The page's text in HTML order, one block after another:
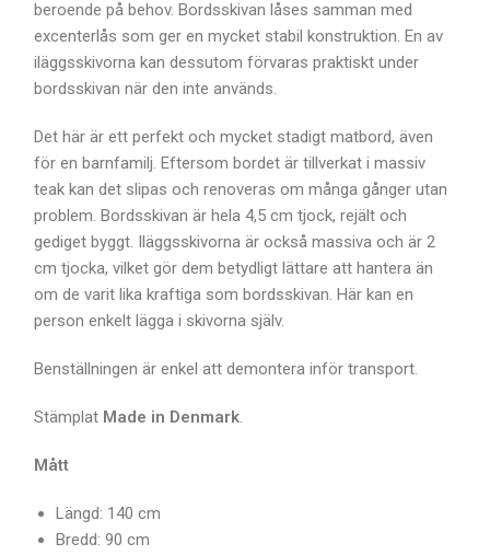
beroende på behov. Bordsskivan låses samman med
excenterlås som ger en mycket stabil konstruktion. En av
iläggsskivorna kan dessutom förvaras praktiskt under
bordsskivan när den inte används.
Det här är ett perfekt och mycket stadigt matbord, även
för en barnfamilj. Eftersom bordet är tillverkat i massiv
teak kan det slipas och renoveras om många gånger utan
problem. Bordsskivan är hela 4,5 cm tjock, rejält och
gediget byggt. Iläggsskivorna är också massiva och är 2
cm tjocka, vilket gör dem betydligt lättare att hantera än
om de varit lika kraftiga som bordsskivan. Här kan en
person enkelt lägga i skivorna själv.
Benställningen är enkel att demontera inför transport.
Stämplat Made in Denmark.
Mått
Längd: 140 cm
Bredd: 90 cm